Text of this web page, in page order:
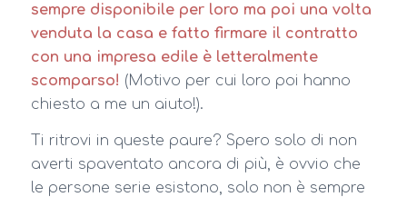
sempre disponibile per loro ma poi una volta
venduta la casa e fatto firmare il contratto
con una impresa edile è letteralmente
scomparso! (Motivo per cui loro poi hanno
chiesto a me un aiuto!).
Ti ritrovi in queste paure? Spero solo di non
averti spaventato ancora di più, è ovvio che
le persone serie esistono, solo non è sempre